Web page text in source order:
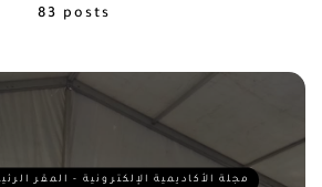
83 posts
مجلة الأكاديمية الإلكترونية - المقر